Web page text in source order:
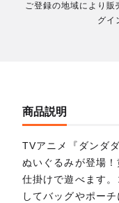
ご登録の地域により販
グイ
商品説明
TVアニメ『ダンダ
ぬいぐるみが登場
仕掛けで遊べます
してバッグやポー